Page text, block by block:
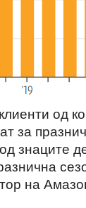
од
за
знаците
на